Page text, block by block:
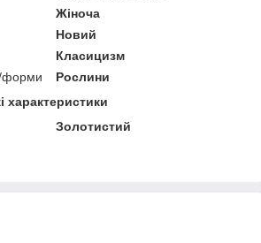
Жіноча
Новий
Класицизм
форми
Рослини
характеристики
Золотистий